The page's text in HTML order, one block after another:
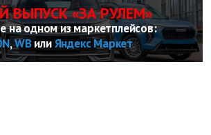
ВЫПУСК «ЗА РУЛЕМ»
на одном из маркетплейсов:
,WBилиЯндекс Маркет